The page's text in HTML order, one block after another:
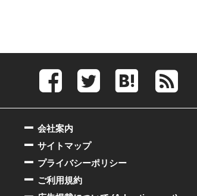
会社案内
サイトマップ
プライバシーポリシー
ご利用規約